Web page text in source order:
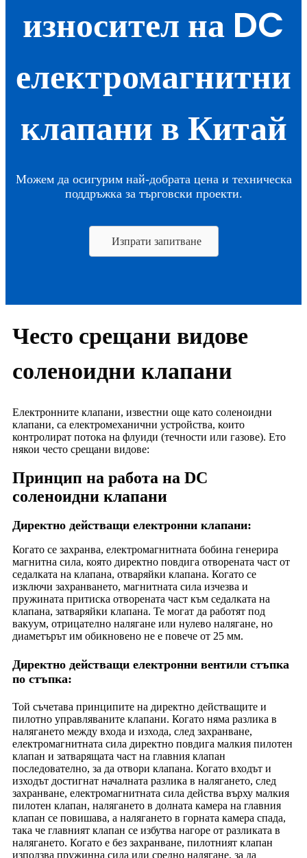
износител на DC
електромагнитни
клапани в Китай
Можем да осигурим най-добрата цена и техническа
поддръжка за търговски проекти.
Изпрати запитване
Често срещани видове
соленоидни клапани
Електронните клапани, известни още като соленоидни
клапани, са електромеханични устройства, които
контролират потока на флуиди (течности или газове). Ето
някои често срещани видове:
Принцип на работа на DC
соленоидни клапани
Директно действащи електронни клапани:
Когато се захранва, електромагнитната бобина генерира
магнитна сила, която директно повдига отворената част от
седалката на клапана, отваряйки клапана. Когато се
изключи захранването, магнитната сила изчезва и
пружината притиска отворената част към седалката на
клапана, затваряйки клапана. Те могат да работят под
вакуум, отрицателно налягане или нулево налягане, но
диаметърът им обикновено не е повече от 25 мм.
Директно действащи електронни вентили стъпка
по стъпка:
Той съчетава принципите на директно действащите и
пилотно управляваните клапани. Когато няма разлика в
налягането между входа и изхода, след захранване,
електромагнитната сила директно повдига малкия пилотен
клапан и затварящата част на главния клапан
последователно, за да отвори клапана. Когато входът и
изходът достигнат началната разлика в налягането, след
захранване, електромагнитната сила действа върху малкия
пилотен клапан, налягането в долната камера на главния
клапан се повишава, а налягането в горната камера спада,
така че главният клапан се избутва нагоре от разликата в
налягането. Когато е без захранване, пилотният клапан
използва пружинна сила или средно налягане, за да